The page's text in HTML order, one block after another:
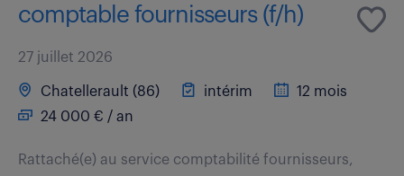
comptable fournisseurs (f/h)
27 juillet 2026
Chatellerault (86) intérim
12 mois
24 000 € / an
Rattaché(e) au service comptabilité fournisseurs,